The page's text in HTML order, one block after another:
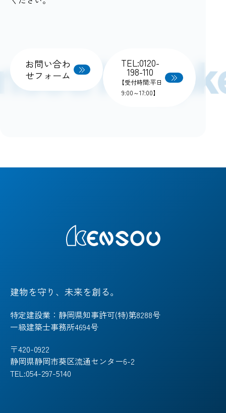
お問い合わ
せフォーム
TEL:0120-
198-110
【受付時間:平日
9:00～17:00】
建物を守り、未来を創る。
特定建設業：静岡県知事許可(特)第8288号
一級建築士事務所4694号
〒420-0922
静岡県静岡市葵区流通センター6-2
TEL:054-297-5140